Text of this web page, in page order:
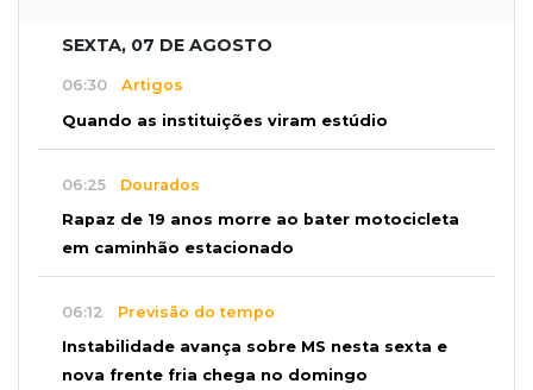
SEXTA, 07 DE AGOSTO
06:30 Artigos
Quando as instituições viram estúdio
06:25 Dourados
Rapaz de 19 anos morre ao bater motocicleta
em caminhão estacionado
06:12 Previsão do tempo
Instabilidade avança sobre MS nesta sexta e
nova frente fria chega no domingo